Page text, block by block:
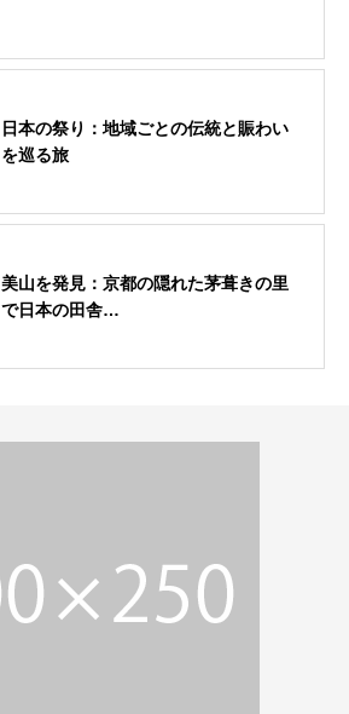
日本の祭り：地域ごとの伝統と賑わい
を巡る旅
美山を発見：京都の隠れた茅葺きの里
で日本の田舎…